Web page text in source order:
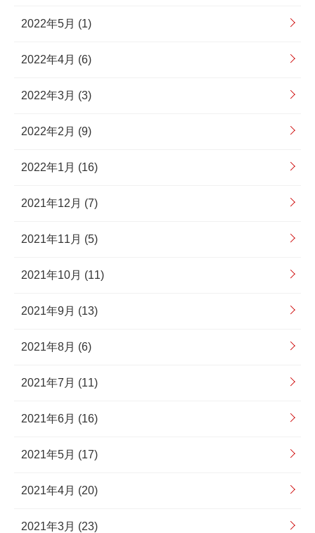
2022年5月 (1)
2022年4月 (6)
2022年3月 (3)
2022年2月 (9)
2022年1月 (16)
2021年12月 (7)
2021年11月 (5)
2021年10月 (11)
2021年9月 (13)
2021年8月 (6)
2021年7月 (11)
2021年6月 (16)
2021年5月 (17)
2021年4月 (20)
2021年3月 (23)